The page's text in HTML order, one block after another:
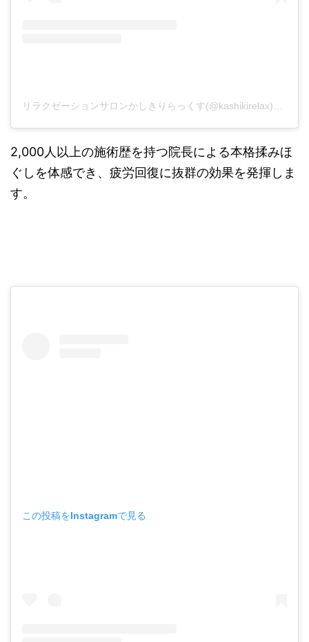
リラクゼーションサロンかしきりらっくす(@kashikirelax)がシェアした投稿
2,000人以上の施術歴を持つ院長による本格揉みほ
ぐしを体感でき、疲労回復に抜群の効果を発揮しま
す。
この投稿をInstagramで見る